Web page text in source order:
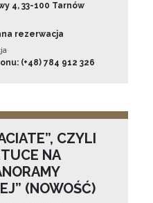
4, 33-100 Tarnów
rezerwacja
(+48) 784 912 326
CZYLI
NA
(NOWOŚĆ)